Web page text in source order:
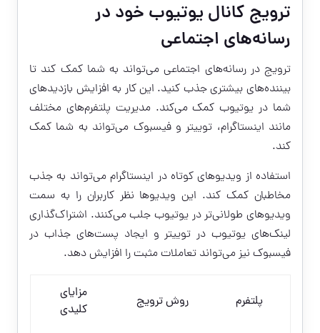
ترویج کانال یوتیوب خود در
رسانه‌های اجتماعی
ترویج در رسانه‌های اجتماعی می‌تواند به شما کمک کند تا
بیننده‌های بیشتری جذب کنید. این کار به افزایش بازدیدهای
شما در یوتیوب کمک می‌کند. مدیریت پلتفرم‌های مختلف
مانند اینستاگرام، توییتر و فیسبوک می‌تواند به شما کمک
کند.
استفاده از ویدیوهای کوتاه در اینستاگرام می‌تواند به جذب
مخاطبان کمک کند. این ویدیوها نظر کاربران را به سمت
ویدیوهای طولانی‌تر در یوتیوب جلب می‌کنند. اشتراک‌گذاری
لینک‌های یوتیوب در توییتر و ایجاد پست‌های جذاب در
فیسبوک نیز می‌تواند تعاملات مثبت را افزایش دهد.
پلتفرم روش ترویج
مزایای
کلیدی